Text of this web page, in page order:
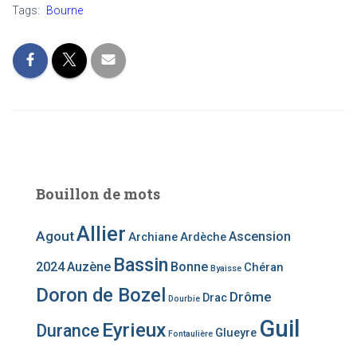
Tags: Bourne
Bouillon de mots
AgoutAllier ArchianeArdècheAscension
2024Auzène Bassin Bonne Byaisse Chéran
Doron de Bozel Dourbie Drac Drôme
Durance Eyrieux Fontaulière Glueyre Guil